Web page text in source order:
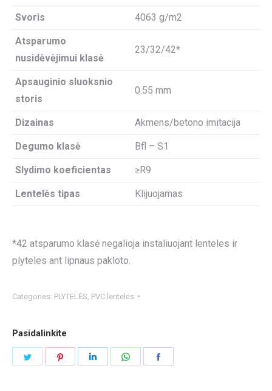
Svoris 4063 g/m2
Atsparumo
nusidėvėjimui klasė
23/32/42*
Apsauginio sluoksnio
storis
0.55 mm
Dizainas Akmens/betono imitacija
Degumo klasė Bfl – S1
Slydimo koeficientas ≥R9
Lentelės tipas Klijuojamas
*42 atsparumo klasė negalioja instaliuojant lenteles ir
plyteles ant lipnaus pakloto.
Categories: PLYTELĖS PVC lentelės
Pasidalinkite